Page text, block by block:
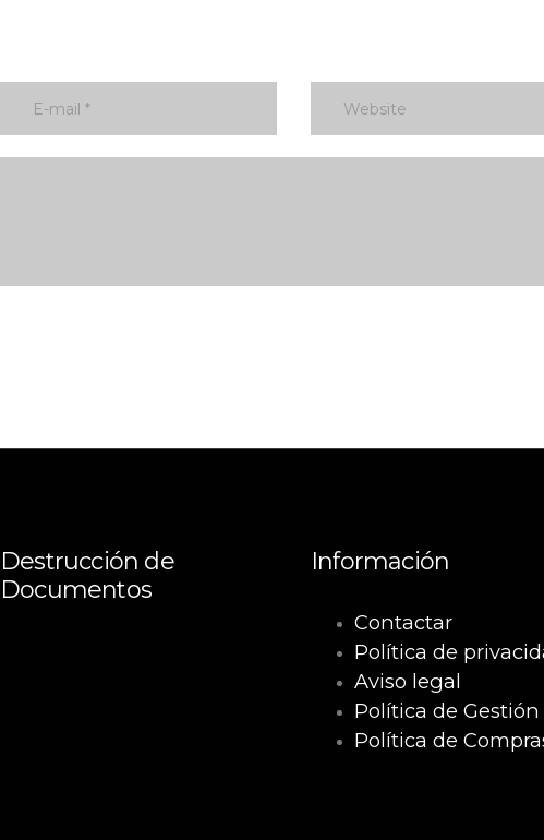
Destrucción de
Documentos
Información
Contactar
Política de
Aviso legal
Política de Gestión
Política de